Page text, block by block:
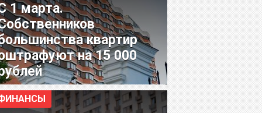
1 марта.
квартир
на 15 000